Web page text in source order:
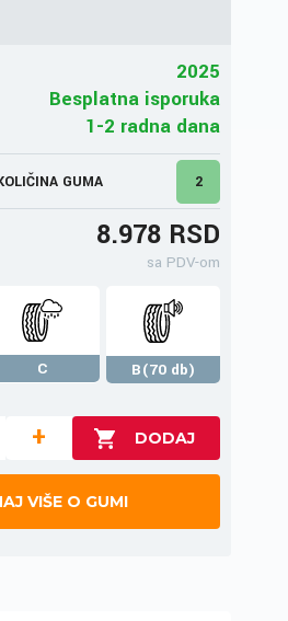
2025
Besplatna isporuka
1-2 radna dana
GUMA 2
8.978 RSD
sa PDV-om
C
B(70 db)
+
VIŠE O GUMI